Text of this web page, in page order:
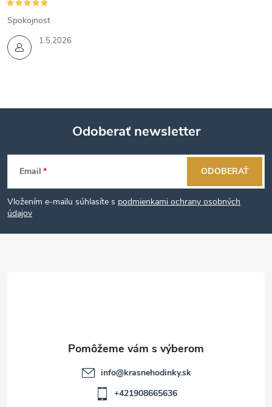
1.5.2026
Spokojnost
Z
á
p
Odoberať newsletter
Email
Vložením e-mailu súhlasíte s podmienkami ochrany osobných
údajov
ODOBERAŤ
info@krasnehodinky.sk
+421908665636